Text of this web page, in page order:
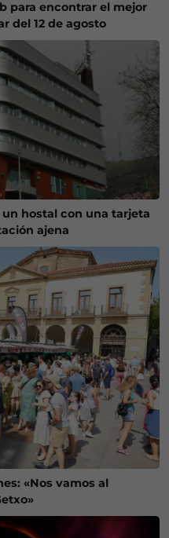
para encontrar el mejor
del 12 de agosto
hostal con una tarjeta
ajena
«Nos vamos al